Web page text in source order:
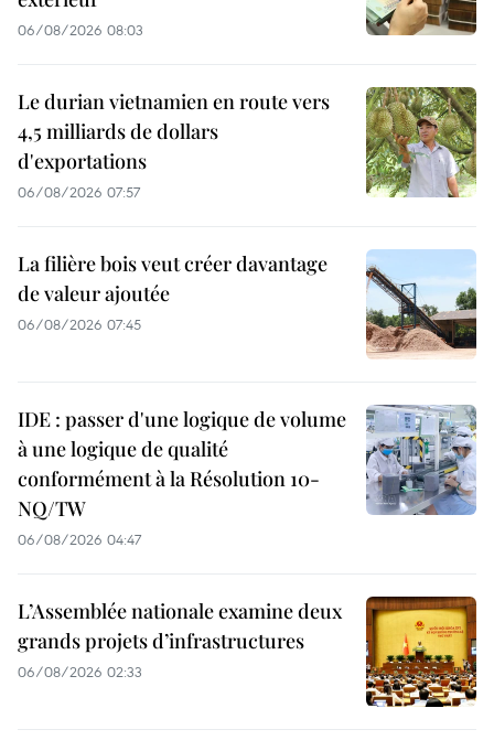
06/08/2026 08:03
Le durian vietnamien en route vers
4,5 milliards de dollars
d'exportations
06/08/2026 07:57
La filière bois veut créer davantage
de valeur ajoutée
06/08/2026 07:45
IDE : passer d'une logique de volume
à une logique de qualité
conformément à la Résolution 10-
NQ/TW
06/08/2026 04:47
L’Assemblée nationale examine deux
grands projets d’infrastructures
06/08/2026 02:33